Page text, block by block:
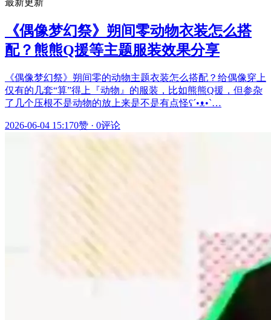
《偶像梦幻祭》朔间零动物衣装怎么搭
配？熊熊Q援等主题服装效果分享
《偶像梦幻祭》朔间零的动物主题衣装怎么搭配？给偶像穿上
仅有的几套“算”得上『动物』的服装，比如熊熊Q援，但参杂
了几个压根不是动物的放上来是不是有点怪ʕ´•ᴥ•`…
2026-06-04 15:170赞 · 0评论